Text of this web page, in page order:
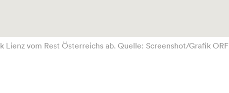
Lienz vom Rest Österreichs ab. Quelle: Screenshot/Grafik ORF